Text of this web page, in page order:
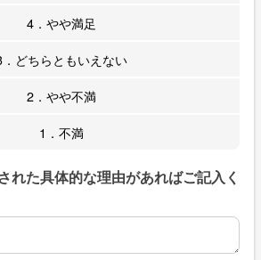
4．やや満足
どちらともいえない
2．やや不満
1．不満
れた具体的な理由があればご記入く
れた具体的な理由があればご記入くだ